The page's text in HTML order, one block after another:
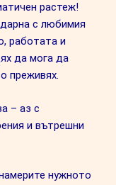
растеж!
с любимия
работата и
да мога да
преживях.
– аз с
и вътрешни
нужното